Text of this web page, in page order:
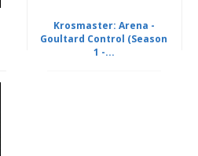
Krosmaster: Arena -
Goultard Control (Season
1 -...